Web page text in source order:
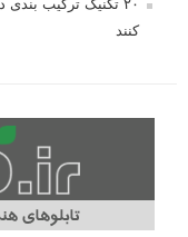
۲۰ تکنیک ترکیب
کنند